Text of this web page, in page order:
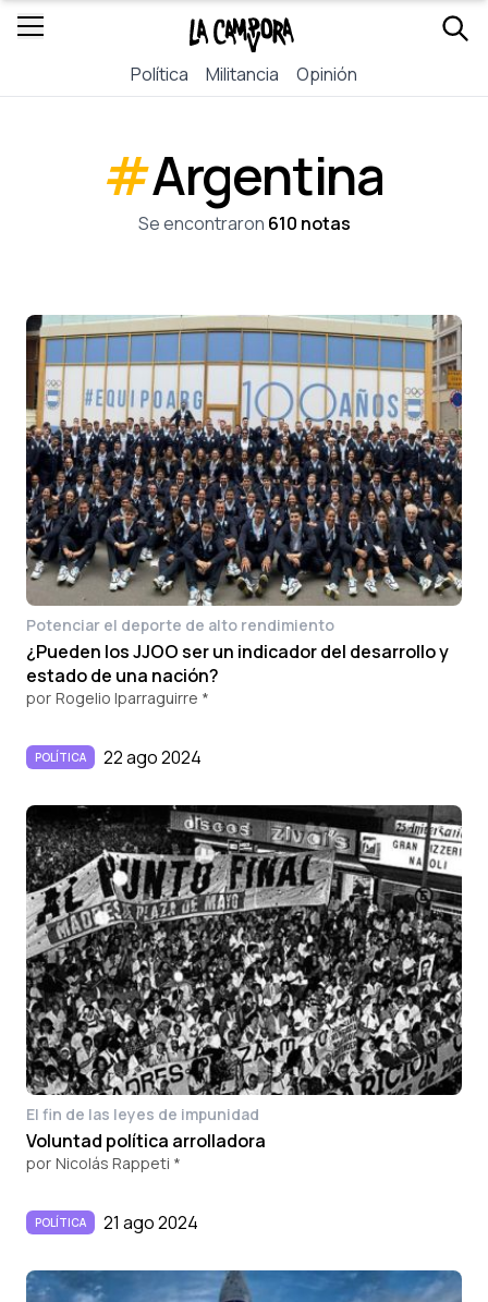
Política Militancia Opinión
#Argentina
Se encontraron 610 notas
Potenciar el deporte de alto rendimiento
¿Pueden los JJOO ser un indicador del desarrollo y
estado de una nación?
por Rogelio Iparraguirre *
POLÍTICA 22 ago 2024
El fin de las leyes de impunidad
Voluntad política arrolladora
por Nicolás Rappeti *
POLÍTICA 21 ago 2024